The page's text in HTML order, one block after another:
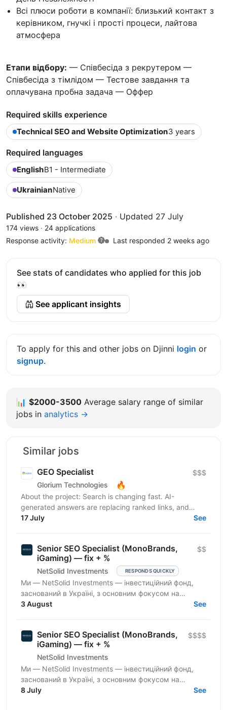
Всі плюси роботи в компанії: близький контакт з
керівником, гнучкі і прості процеси, лайтова
атмосфера
Етапи відбору: — Співбесіда з рекрутером —
Співбесіда з тімлідом — Тестове завдання та
оплачувана пробна задача — Оффер
Required skills experience
Technical SEO and Website Optimization3 years
Required languages
EnglishB1 - Intermediate
UkrainianNative
Published 23 October 2025 · Updated 27 July
174 views · 24 applications
Response activity: Medium Last responded 2 weeks ago
See stats of candidates who applied for this job
👀
See applicant insights
To apply for this and other jobs on Djinni login or
signup.
📊 $2000-3500 Average salary range of similar
jobs in analytics →
Similar jobs
GEO Specialist
Glorium Technologies 🔥
$$$
About the project: Search is changing fast. AI-
generated answers are replacing ranked links, and
brands that aren't visible inside those answers are
17 July See
Senior SEO Specialist (MonoBrands,
iGaming) — fix + %
NetSolid Investments RESPONDS QUICKLY
$$
Ми — NetSolid Investments — інвестиційний фонд,
заснований в Україні, з основним фокусом на
SMART-інвестиції. Наша екосистема — це простір,
3 August See
Senior SEO Specialist (MonoBrands,
iGaming) — fix + %
NetSolid Investments
$$$$
Ми — NetSolid Investments — інвестиційний фонд,
заснований в Україні, з основним фокусом на
SMART-інвестиції. Наша екосистема — це простір,
8 July See